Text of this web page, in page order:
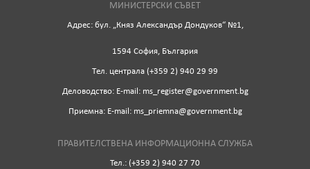
МИНИСТЕРСКИ СЪВЕТ
Адрес: бул. „Княз Александър Дондуков“ №1,
1594 София, България
Tел. централа (+359 2) 940 29 99
Деловодство: Е-mail: ms_register@government.bg
Приемна: Е-mail: ms_priemna@government.bg
ПРАВИТЕЛСТВЕНА ИНФОРМАЦИОННА СЛУЖБА
Тел.: (+359 2) 940 27 70